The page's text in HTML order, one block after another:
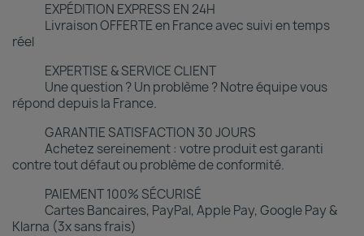
EXPÉDITION EXPRESS EN 24H
Livraison OFFERTE en France avec suivi en temps
réel
EXPERTISE & SERVICE CLIENT
Une question ? Un problème ? Notre équipe vous
répond depuis la France.
GARANTIE SATISFACTION 30 JOURS
Achetez sereinement : votre produit est garanti
contre tout défaut ou problème de conformité.
PAIEMENT 100% SÉCURISÉ
Cartes Bancaires, PayPal, Apple Pay, Google Pay &
Klarna (3x sans frais)